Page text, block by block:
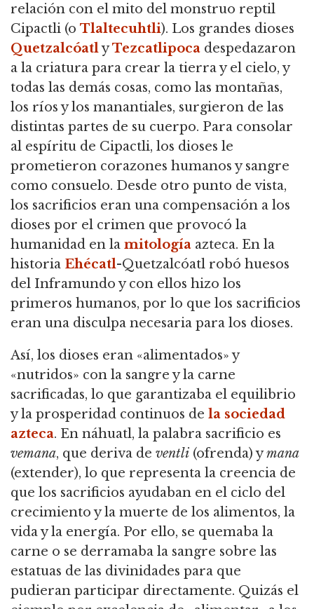
relación con el mito del monstruo reptil
Cipactli (o Tlaltecuhtli). Los grandes dioses
QuetzalcóatlyTezcatlipoca despedazaron
a la criatura para crear la tierra y el cielo, y
todas las demás cosas, como las montañas,
los ríos y los manantiales, surgieron de las
distintas partes de su cuerpo. Para consolar
al espíritu de Cipactli, los dioses le
prometieron corazones humanos y sangre
como consuelo. Desde otro punto de vista,
los sacrificios eran una compensación a los
dioses por el crimen que provocó la
humanidad en la mitología azteca. En la
historia Ehécatl-Quetzalcóatl robó huesos
del Inframundo y con ellos hizo los
primeros humanos, por lo que los sacrificios
eran una disculpa necesaria para los dioses.
Así, los dioses eran «alimentados» y
«nutridos» con la sangre y la carne
sacrificadas, lo que garantizaba el equilibrio
y la prosperidad continuos de la sociedad
azteca. En náhuatl, la palabra sacrificio es
vemana, que deriva de ventli (ofrenda) ymana
(extender), lo que representa la creencia de
que los sacrificios ayudaban en el ciclo del
crecimiento y la muerte de los alimentos, la
vida y la energía. Por ello, se quemaba la
carne o se derramaba la sangre sobre las
estatuas de las divinidades para que
pudieran participar directamente. Quizás el